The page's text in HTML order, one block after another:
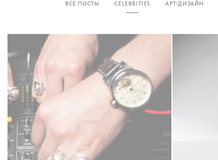
ВСЕ ПОСТЫ CELEBRITIES АРТ-ДИЗАЙН